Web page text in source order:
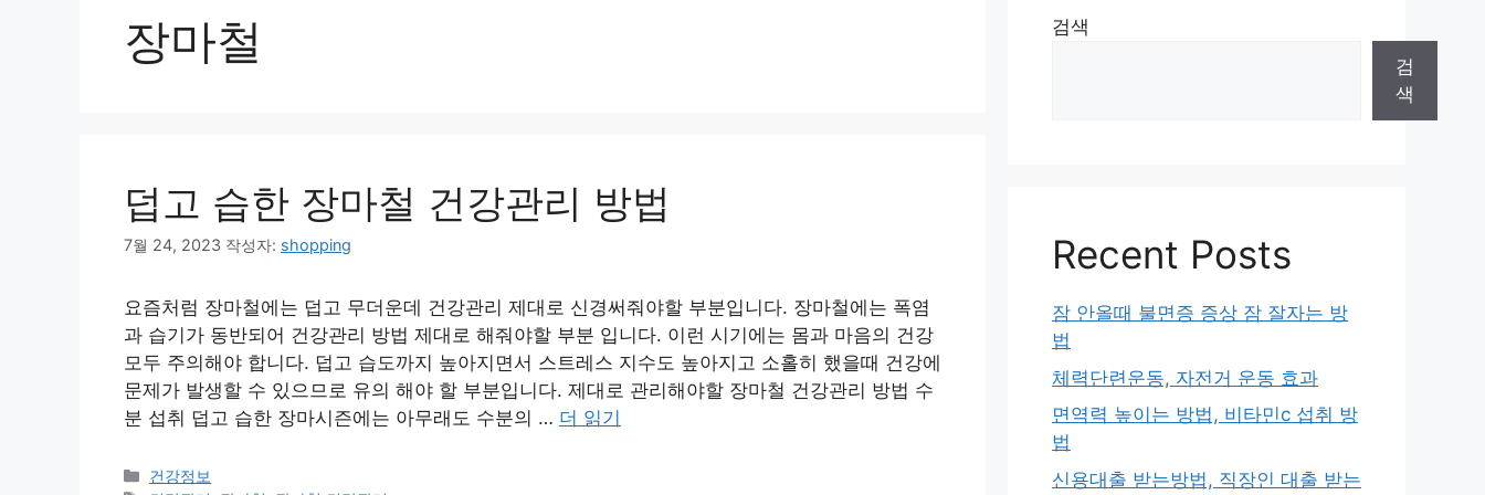
장마철
덥고 습한 장마철 건강관리 방법
7월 24, 2023 작성자: shopping
요즘처럼 장마철에는 덥고 무더운데 건강관리 제대로 신경써줘야할 부분입니다. 장마철에는 폭염
과 습기가 동반되어 건강관리 방법 제대로 해줘야할 부분 입니다. 이런 시기에는 몸과 마음의 건강
모두 주의해야 합니다. 덥고 습도까지 높아지면서 스트레스 지수도 높아지고 소홀히 했을때 건강에
문제가 발생할 수 있으므로 유의 해야 할 부분입니다. 제대로 관리해야할 장마철 건강관리 방법 수
분 섭취 덥고 습한 장마시즌에는 아무래도 수분의 … 더 읽기
카
건강정보
검색
검
색
Recent Posts
잠 안올때 불면증 증상 잠 잘자는 방
법
체력단련운동, 자전거 운동 효과
면역력 높이는 방법, 비타민c 섭취 방
법
신용대출 받는방법, 직장인 대출 받는